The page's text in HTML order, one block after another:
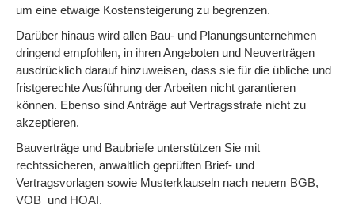
um eine etwaige Kostensteigerung zu begrenzen.
Darüber hinaus wird allen Bau- und Planungsunternehmen
dringend empfohlen, in ihren Angeboten und Neuverträgen
ausdrücklich darauf hinzuweisen, dass sie für die übliche und
fristgerechte Ausführung der Arbeiten nicht garantieren
können. Ebenso sind Anträge auf Vertragsstrafe nicht zu
akzeptieren.
Bauverträge und Baubriefe unterstützen Sie mit
rechtssicheren, anwaltlich geprüften Brief- und
Vertragsvorlagen sowie Musterklauseln nach neuem BGB,
VOB und HOAI.